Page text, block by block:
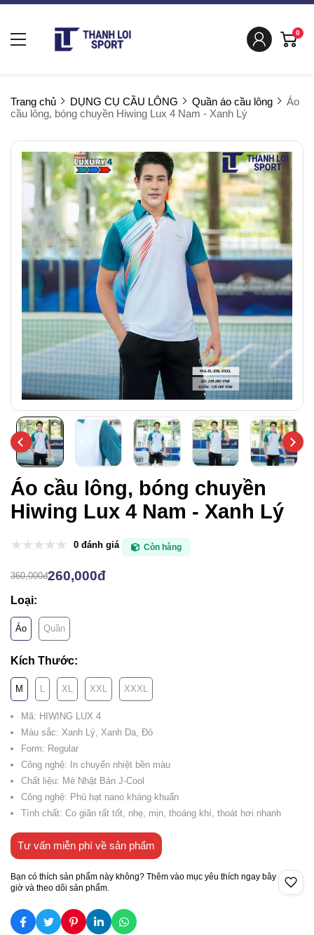
0
Trang chủ DỤNG CỤ CẦU LÔNG Quần áo cầu lông
Áo
cầu lông, bóng chuyền Hiwing Lux 4 Nam - Xanh Lý
Áo cầu lông, bóng chuyền
Hiwing Lux 4 Nam - Xanh Lý
0 đánh giá Còn hàng
360,000đ260,000đ
Loại:
Áo Quần
Kích Thước:
M L XL XXL XXXL
Mã: HIWING LUX 4
Màu sắc: Xanh Lý, Xanh Da, Đỏ
Form: Regular
Công nghệ: In chuyển nhiệt bền màu
Chất liệu: Mè Nhật Bản J-Cool
Công nghệ: Phủ hạt nano kháng khuẩn
Tính chất: Co giãn rất tốt, nhẹ, mịn, thoáng khí, thoát hơi nhanh
Tư vấn miễn phí về sản phẩm
Bạn có thích sản phẩm này không? Thêm vào mục yêu thích ngay bây
giờ và theo dõi sản phẩm.